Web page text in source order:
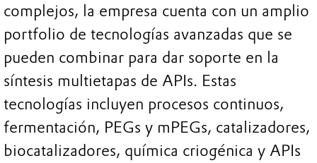
complejos, la empresa cuenta con un amplio
portfolio de tecnologías avanzadas que se
pueden combinar para dar soporte en la
síntesis multietapas de APIs. Estas
tecnologías incluyen procesos continuos,
fermentación, PEGs y mPEGs, catalizadores,
biocatalizadores, química criogénica y APIs